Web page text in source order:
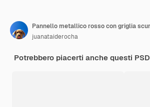
juanataiderocha
Potrebbero piacerti anche questi PSD